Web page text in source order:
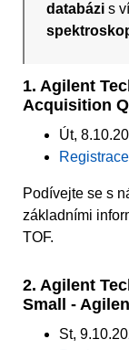
databázi s
1. Agilent
Acquisition
Út,
Registrace
Podívejte se s
základními
TOF.
2. Agilent
Small -
St,